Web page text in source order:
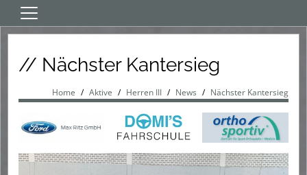
Aktive
Sponsoren
Events
// Nächster Kantersieg
Home Aktive Herren III News Nächster Kantersieg